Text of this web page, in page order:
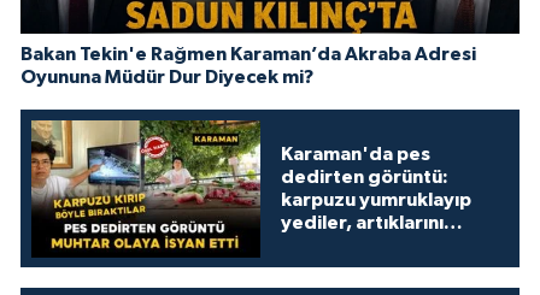
Bakan Tekin'e Rağmen Karaman’da Akraba Adresi
Oyununa Müdür Dur Diyecek mi?
Karaman'da pes
dedirten görüntü:
karpuzu yumruklayıp
yediler, artıklarını